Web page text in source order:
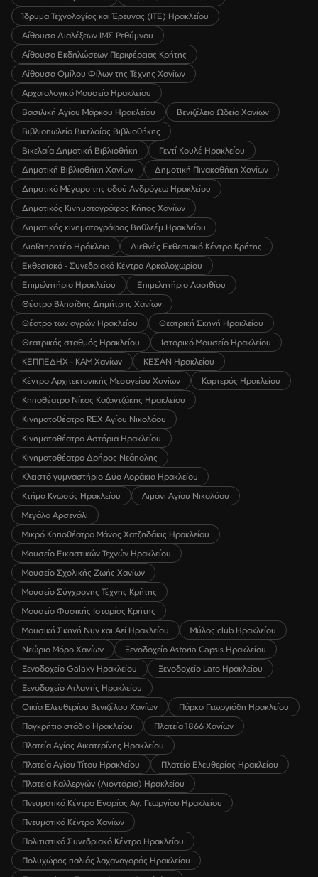
Ίδρυμα Τεχνολογίας και Έρευνας (ΙΤΕ) Ηρακλείου
Αίθουσα Διαλέξεων ΙΜΣ Ρεθύμνου
Αίθουσα Εκδηλώσεων Περιφέρειας Κρήτης
Αίθουσα Ομίλου Φίλων της Τέχνης Χανίων
Αρχαιολογικό Μουσείο Ηρακλείου
Βασιλική Αγίου Μάρκου Ηρακλείου
Βενιζέλειο Ωδείο Χανίων
Βιβλιοπωλείο Βικελαίας Βιβλιοθήκης
Βικελαία Δημοτική Βιβλιοθήκη
Γεντί Κουλέ Ηρακλείου
Δημοτική Βιβλιοθήκη Χανίων
Δημοτική Πινακοθήκη Χανίων
Δημοτικό Μέγαρο της οδού Ανδρόγεω Ηρακλείου
Δημοτικός Κινηματογράφος Κήπος Χανίων
Δημοτικός κινηματογράφος Βηθλεέμ Ηρακλείου
ΔιαRτηρητέο Ηράκλειο
Διεθνές Εκθεσιακό Κέντρο Κρήτης
Εκθεσιακό - Συνεδριακό Κέντρο Αρκαλοχωρίου
Επιμελητήριο Ηρακλείου
Επιμελητήριο Λασιθίου
Θέατρο Βλησίδης Δημήτρης Χανίων
Θέατρο των αγρών Ηρακλείου
Θεατρική Σκηνή Ηρακλείου
Θεατρικός σταθμός Ηρακλείου
Ιστορικό Μουσείο Ηρακλείου
ΚΕΠΠΕΔΗΧ - ΚΑΜ Χανίων
ΚΕΣΑΝ Ηρακλείου
Κέντρο Αρχιτεκτονικής Μεσογείου Χανίων
Καρτερός Ηρακλείου
Κηποθέατρο Νίκος Καζαντζάκης Ηρακλείου
Κινηματοθέατρο REX Αγίου Νικολάου
Κινηματοθέατρο Αστόρια Ηρακλείου
Κινηματοθέατρο Δρήρος Νεάπολης
Κλειστό γυμναστήριο Δύο Αοράκια Ηρακλείου
Κτήμα Κνωσός Ηρακλείου
Λιμάνι Αγίου Νικολάου
Μεγάλο Αρσενάλι
Μικρό Κηποθέατρο Μάνος Χατζηδάκις Ηρακλείου
Μουσείο Εικαστικών Τεχνών Ηρακλείου
Μουσείο Σχολικής Ζωής Χανίων
Μουσείο Σύγχρονης Τέχνης Κρήτης
Μουσείο Φυσικής Ιστορίας Κρήτης
Μουσική Σκηνή Νυν και Αεί Ηρακλείου
Μύλος club Ηρακλείου
Νεώριο Μόρο Χανίων
Ξενοδοχείο Astoria Capsis Ηρακλείου
Ξενοδοχείο Galaxy Ηρακλείου
Ξενοδοχείο Lato Ηρακλείου
Ξενοδοχείο Ατλαντίς Ηρακλείου
Οικία Ελευθερίου Βενιζέλου Χανίων
Πάρκο Γεωργιάδη Ηρακλείου
Παγκρήτιο στάδιο Ηρακλείου
Πλατεία 1866 Χανίων
Πλατεία Αγίας Αικατερίνης Ηρακλείου
Πλατεία Αγίου Τίτου Ηρακλείου
Πλατεία Ελευθερίας Ηρακλείου
Πλατεία Καλλεργών (Λιοντάρια) Ηρακλείου
Πνευματικό Κέντρο Ενορίας Αγ. Γεωργίου Ηρακλείου
Πνευματικό Κέντρο Χανίων
Πολιτιστικό Συνεδριακό Κέντρο Ηρακλείου
Πολυχώρος παλιάς λαχαναγοράς Ηρακλείου